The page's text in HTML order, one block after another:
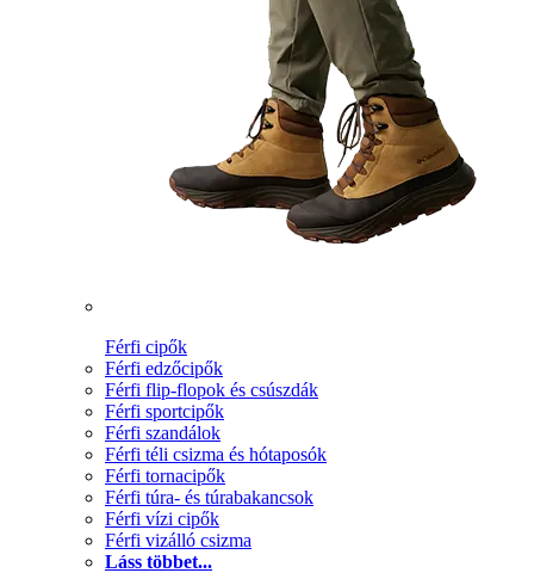
Férfi cipők
Férfi edzőcipők
Férfi flip-flopok és csúszdák
Férfi sportcipők
Férfi szandálok
Férfi téli csizma és hótaposók
Férfi tornacipők
Férfi túra- és túrabakancsok
Férfi vízi cipők
Férfi vizálló csizma
Láss többet...